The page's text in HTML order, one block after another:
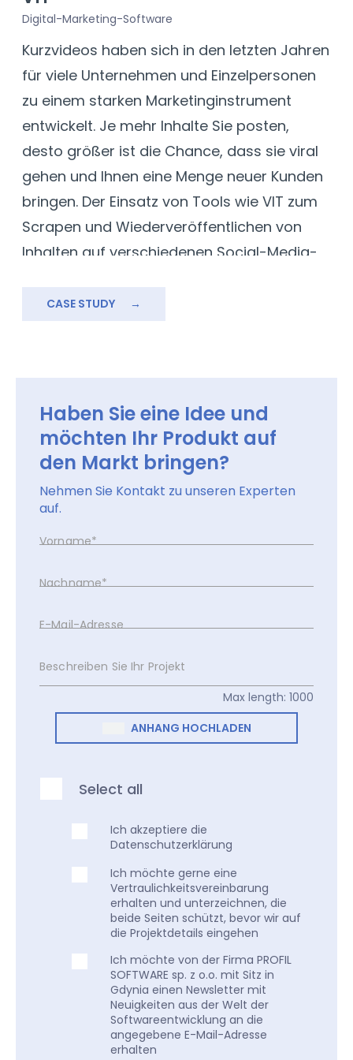
Digital-Marketing-Software
Kurzvideos haben sich in den letzten Jahren
für viele Unternehmen und Einzelpersonen
zu einem starken Marketinginstrument
entwickelt. Je mehr Inhalte Sie posten,
desto größer ist die Chance, dass sie viral
gehen und Ihnen eine Menge neuer Kunden
bringen. Der Einsatz von Tools wie VIT zum
Scrapen und Wiederveröffentlichen von
Inhalten auf verschiedenen Social-Media-
Ihrer Beiträge zu erhöhen.
CASE STUDY →
Haben Sie eine Idee und
möchten Ihr Produkt auf
den Markt bringen?
Nehmen Sie Kontakt zu unseren Experten
auf.
Vorname*
Nachname*
E-Mail-Adresse
Beschreiben Sie Ihr Projekt
Max length: 1000
Ich akzeptiere die
Datenschutzerklärung
Ich möchte gerne eine
Vertraulichkeitsvereinbarung
erhalten und unterzeichnen, die
beide Seiten schützt, bevor wir auf
die Projektdetails eingehen
Ich möchte von der Firma PROFIL
SOFTWARE sp. z o.o. mit Sitz in
Gdynia einen Newsletter mit
Neuigkeiten aus der Welt der
Softwareentwicklung an die
angegebene E-Mail-Adresse
erhalten
ANHANG HOCHLADEN
Select all